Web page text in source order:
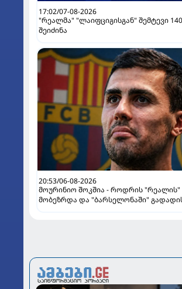
17:02/07-08-2026
"რეალმა" "ლაიფციგისგან" შემტევი
შეიძინა
20:53/06-08-2026
მოურინიო შოკშია - როდრის
მობეზრდა და "ბარსელონაში"